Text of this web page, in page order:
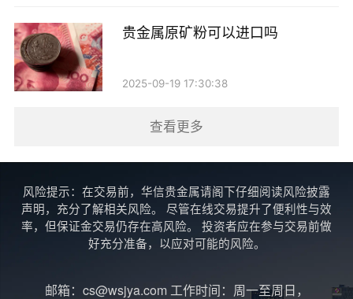
动。因此，将贵金属存为定期存款，能够有效抵御通货
膨胀带来的风险。
求，但相比于传统的定期存款，其资金的流动性相对较
高，投资者可以选择在合适的时机进行交易。
3. 多元化投资组合：在投资组合中增加贵金属的比
重，可以有效分散风险，提升整体投资收益。
贵金属原矿粉可以进口吗
2025-09-19 17:30:38
查看更多
风险提示：在交易前，华信贵金属请阁下仔细阅读风险披露
声明，充分了解相关风险。 尽管在线交易提升了便利性与效
率，但保证金交易仍存在高风险。 投资者应在参与交易前做
好充分准备，以应对可能的风险。
邮箱：cs@wsjya.com 工作时间：周一至周日，